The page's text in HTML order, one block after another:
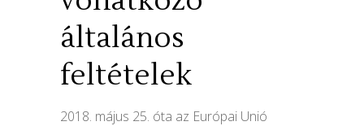
általános
feltételek
2018. május 25. óta az Európai Unió